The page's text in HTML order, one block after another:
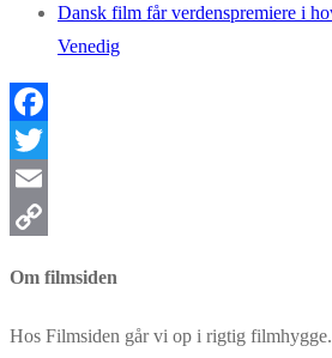
Dansk film får verdenspremiere i
Venedig
Facebook
Twitter
Email
Om filmsiden
Hos Filmsiden går vi op i rigtig